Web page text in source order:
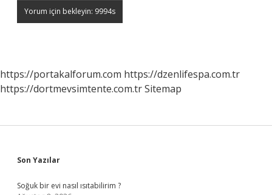
https://portakalforum.com https://dzenlifespa.com.tr
https://dortmevsimtente.com.trSitemap
Sidebar
Son Yazılar
Soğuk bir evi nasıl ısıtabilirim ?